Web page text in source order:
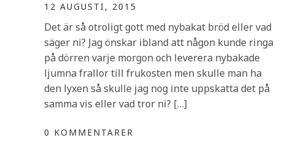
12 AUGUSTI, 2015
Det är så otroligt gott med nybakat bröd eller vad
säger ni? Jag önskar ibland att någon kunde ringa
på dörren varje morgon och leverera nybakade
ljumna frallor till frukosten men skulle man ha
den lyxen så skulle jag nog inte uppskatta det på
samma vis eller vad tror ni? […]
0 KOMMENTARER